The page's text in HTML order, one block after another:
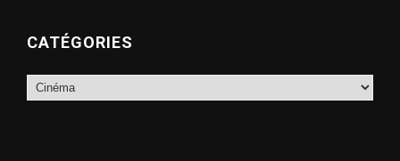
CATÉGORIES
Catégories